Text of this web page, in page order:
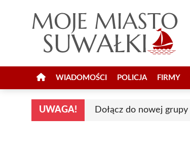
WIADOMOŚCI POLICJA FIRMY
UWAGA! Dołącz do nowej grupy